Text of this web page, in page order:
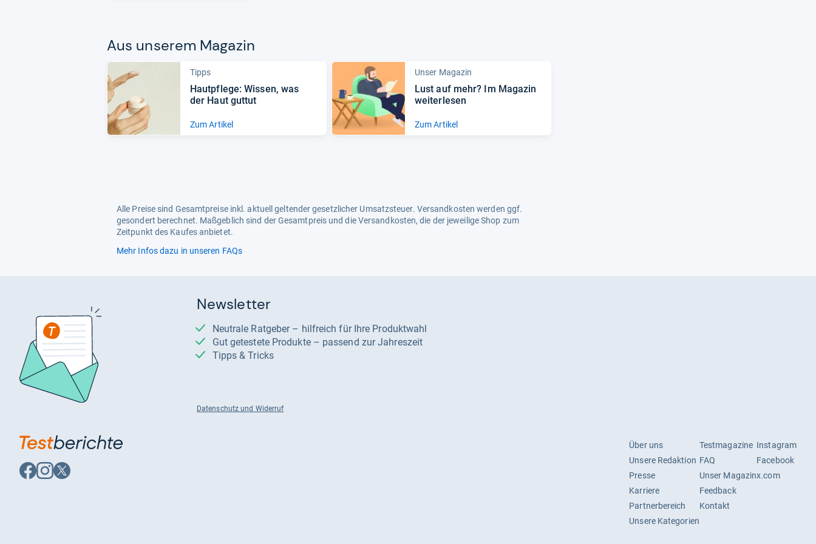
Aus unse­rem Maga­zin
Tipps
Haut­pflege: Wis­sen, was
der Haut gut­tut
Zum Artikel
Unser Magazin
Lust auf mehr? Im Maga­zin
wei­ter­le­sen
Zum Artikel
Alle Preise sind Gesamtpreise inkl. aktuell geltender gesetzlicher Umsatzsteuer. Versandkosten werden ggf.
gesondert berechnet. Maßgeblich sind der Gesamtpreis und die Versandkosten, die der jeweilige Shop zum
Zeitpunkt des Kaufes anbietet.
Mehr Infos dazu in unseren FAQs
Newsletter
Neutrale Ratgeber – hilfreich für Ihre Produktwahl
Gut getestete Produkte – passend zur Jahreszeit
Tipps & Tricks
Datenschutz und Widerruf
Auf
Facebook
Auf
Instagram
Auf
X
Über uns
Unsere Redaktion
Presse
Karriere
Partnerbereich
Unsere Kategorien
Testmagazine
FAQ
Unser Magazin
Feedback
Kontakt
Instagram
Facebook
x.com